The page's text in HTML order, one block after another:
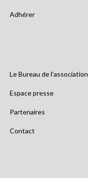
Adhérer
Le Bureau de l’association
Espace presse
Partenaires
Contact